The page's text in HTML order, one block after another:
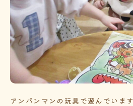
アンパンマンの玩具で遊んでいます